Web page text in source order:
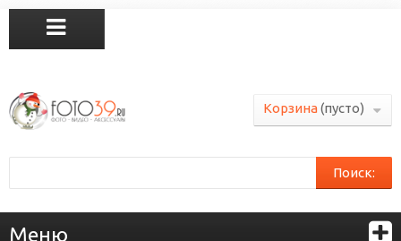
Корзина (пусто)
Меню
Поиск: